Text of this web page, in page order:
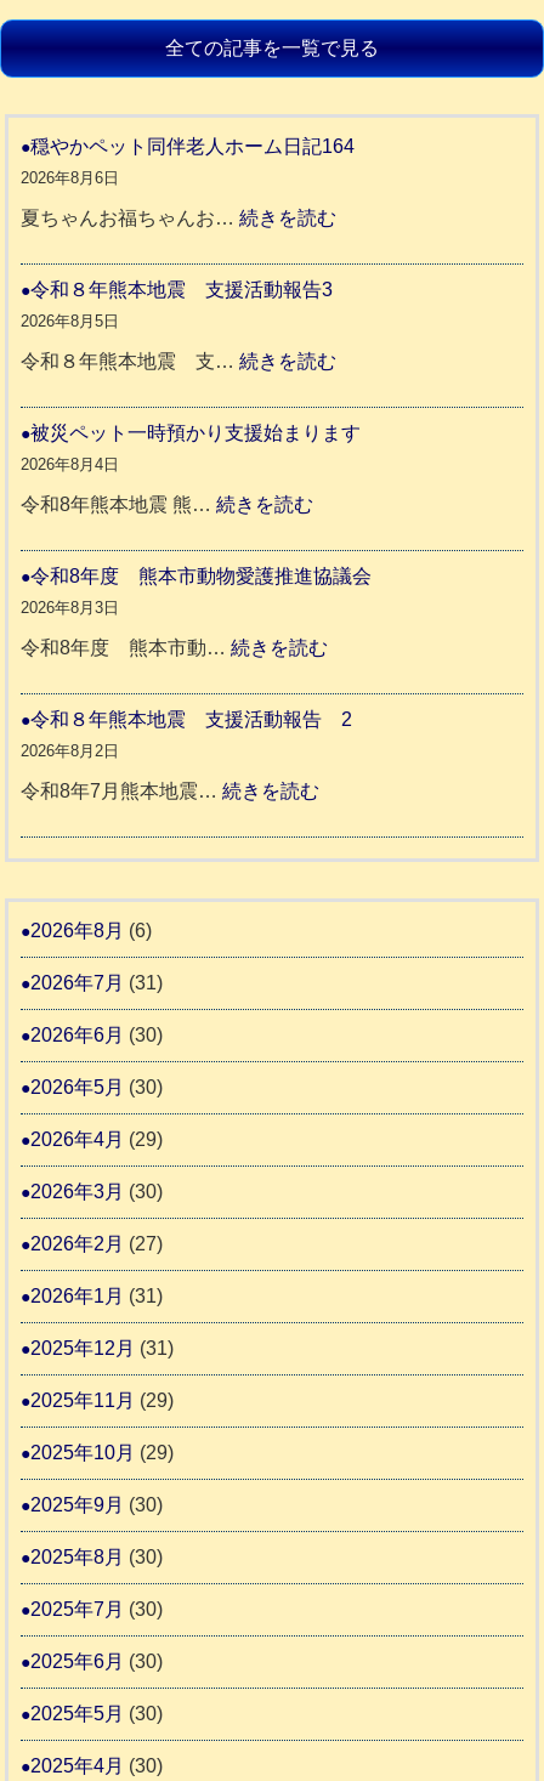
全ての記事を一覧で見る
穏やかペット同伴老人ホーム日記164
2026年8月6日
夏ちゃんお福ちゃんお…続きを読む
ト
人
ホ
日
記
令和８年熊本地震 支援活動報告3
2026年8月5日
令和８年熊本地震 支…続きを読む
和
本
支
報
3
被災ペット一時預かり支援始まります
2026年8月4日
令和8年熊本地震 熊…続きを読む
災
ッ
一
り
り
令和8年度 熊本市動物愛護推進協議会
2026年8月3日
令和8年度 熊本市動…続きを読む
和
市
議
令和８年熊本地震 支援活動報告 2
2026年8月2日
令和8年7月熊本地震…続きを読む
和
熊
震
援
報
2026年8月 (6)
2026年7月 (31)
2026年6月 (30)
2026年5月 (30)
2026年4月 (29)
2026年3月 (30)
2026年2月 (27)
2026年1月 (31)
2025年12月 (31)
2025年11月 (29)
2025年10月 (29)
2025年9月 (30)
2025年8月 (30)
2025年7月 (30)
2025年6月 (30)
2025年5月 (30)
2025年4月 (30)